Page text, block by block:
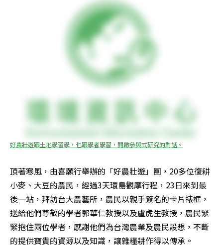
好農壯遊跟土地學習學，也跟學者學習，開啟參與式研究的對話。
頂著寒風，由喜願行舉辦的「好農壯遊」團，20多位復耕
小麥、大豆的農民，經過3天環島觀摩行程，23日來到最
後一站，拜訪台大農藝所，農民以親手簽名的卡片裱框，
送給他們尊敬的學者郭華仁教授以及盧虎生教授，農民緊
緊抱住兩位學者，感謝他們為台灣農業及農民設想，不斷
的提供寶貴的資源以及知識，讓雜糧耕作得以傳承。